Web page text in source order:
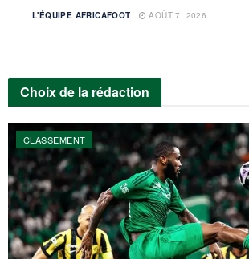
L'ÉQUIPE AFRICAFOOT AOÛT 7, 2026
Choix de la rédaction
CLASSEMENT